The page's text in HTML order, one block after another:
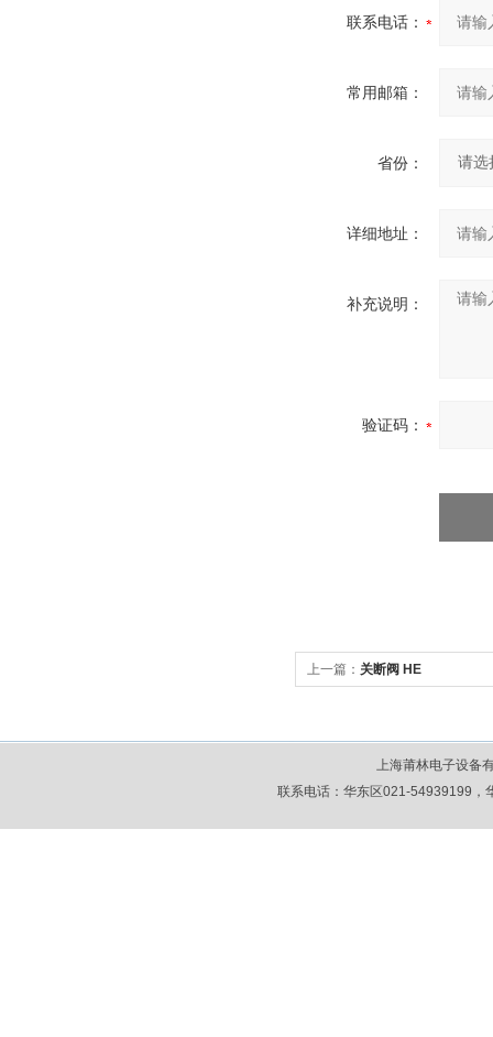
联系电话：
常用邮箱：
省份：
详细地址：
补充说明：
验证码：
上一篇： 关断阀 HE
上海莆林电子设
联系电话：华东区021-54939199